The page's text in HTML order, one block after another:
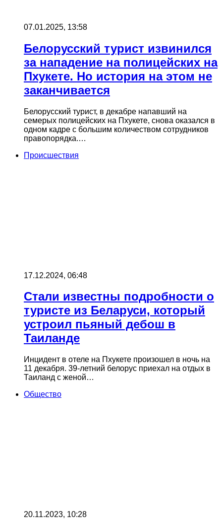
07.01.2025, 13:58
Белорусский турист извинился
за нападение на полицейских на
Пхукете. Но история на этом не
заканчивается
Белорусский турист, в декабре напавший на
семерых полицейских на Пхукете, снова оказался в
одном кадре с большим количеством сотрудников
правопорядка.…
Происшествия
17.12.2024, 06:48
Стали известны подробности о
туристе из Беларуси, который
устроил пьяный дебош в
Таиланде
Инцидент в отеле на Пхукете произошел в ночь на
11 декабря. 39-летний белорус приехал на отдых в
Таиланд с женой…
Общество
20.11.2023, 10:28